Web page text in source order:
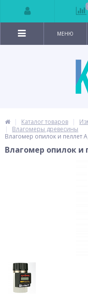
МЕНЮ
Каталог товаров
Влагомеры древесины
Влагомер опилок и пеллет
Влагомер опилок и